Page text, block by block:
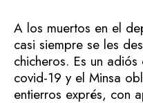
A los muertos en el
casi siempre se les
chicheros. Es un
covid-19 y el Minsa
entierros exprés, con